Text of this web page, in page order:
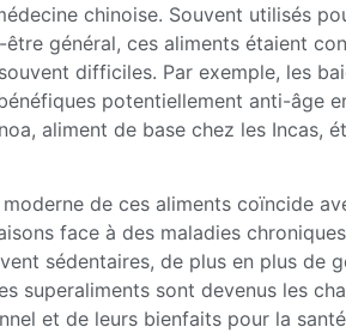
chinoise. Souvent utilisés
général, ces aliments étaient
difficiles. Par exemple, les
potentiellement anti-âge
aliment de base chez les Incas,
de ces aliments coïncide
face à des maladies
sédentaires, de plus en plus de
superaliments sont devenus les
et de leurs bienfaits pour la